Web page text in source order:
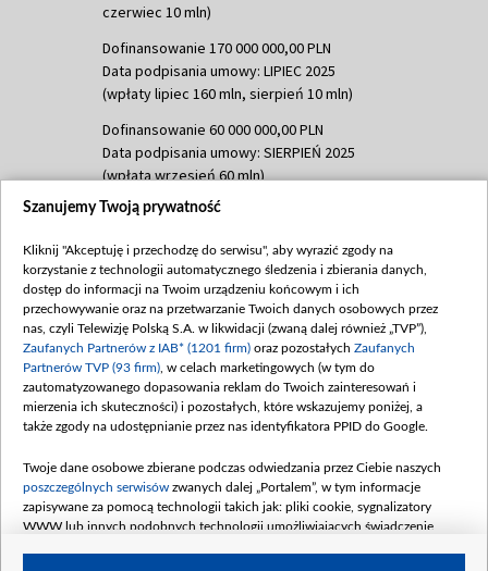
czerwiec 10 mln)
Dofinansowanie 170 000 000,00 PLN
Data podpisania umowy: LIPIEC 2025
(wpłaty lipiec 160 mln, sierpień 10 mln)
Dofinansowanie 60 000 000,00 PLN
Data podpisania umowy: SIERPIEŃ 2025
(wpłata wrzesień 60 mln)
Dofinansowanie 635 783 051,21 PLN
(wpłata wrzesień 100 mln, październik 350
mln, listopad 265 mln)
Dofinansowanie 48 862 000,00 PLN
Data podpisania umowy: GRUDZIEŃ 2025
(wpłata grudzień 60,548 mln)
Dofinansowanie 900 000 000,00 PLN
Data podpisania umowy: LUTY 2026 (wpłata
kwiecień 180 mln, 7 maja 180 mln, 8
czerwca 90 mln)
Dofinansowanie 250 000 000,00 PLN
Szanujemy Twoją prywatność
Kliknij "Akceptuję i przechodzę do serwisu", aby wyrazić zgody na
korzystanie z technologii automatycznego śledzenia i zbierania danych,
dostęp do informacji na Twoim urządzeniu końcowym i ich
przechowywanie oraz na przetwarzanie Twoich danych osobowych przez
nas, czyli Telewizję Polską S.A. w likwidacji (zwaną dalej również „TVP”),
Zaufanych Partnerów z IAB* (1201 firm) oraz pozostałych Zaufanych
Partnerów TVP (93 firm) , w celach marketingowych (w tym do
zautomatyzowanego dopasowania reklam do Twoich zainteresowań i
mierzenia ich skuteczności) i pozostałych, które wskazujemy poniżej, a
także zgody na udostępnianie przez nas identyfikatora PPID do Google.
Twoje dane osobowe zbierane podczas odwiedzania przez Ciebie naszych
poszczególnych serwisów zwanych dalej „Portalem”, w tym informacje
zapisywane za pomocą technologii takich jak: pliki cookie, sygnalizatory
WWW lub innych podobnych technologii umożliwiających świadczenie